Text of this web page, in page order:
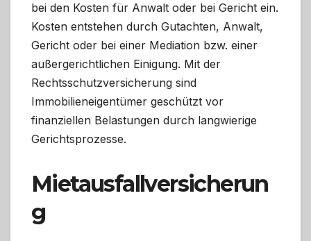
bei den Kosten für Anwalt oder bei Gericht ein.
Kosten entstehen durch Gutachten, Anwalt,
Gericht oder bei einer Mediation bzw. einer
außergerichtlichen Einigung. Mit der
Rechtsschutzversicherung sind
Immobilieneigentümer geschützt vor
finanziellen Belastungen durch langwierige
Gerichtsprozesse.
Mietausfallversicherun
g